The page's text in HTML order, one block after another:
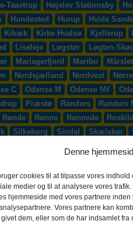
Denne
cookies til at tilpasse vores
medier og til at analysere vores
hjemmeside med vores partnere
Vores partnere kan
dem, eller som de har indsamlet fra
Taastrup Højslev Stationsby
Hundested Hurup Hvide
Kibæk Kirke Hvalsø Kjellerup
Liseleje Løgstør Løgten-
Mariagerfjord Maribo Mårslet
Nordsjælland Nordvest
C Odense M Odense NV
Præstø Randers Randers
Rønde Rønne Rønnede
Silkeborg Sindal Skælskør
Sydhavnen Taastrup
Vadum Værløse Valby
S Videbæk Vildbjerg Vinderup